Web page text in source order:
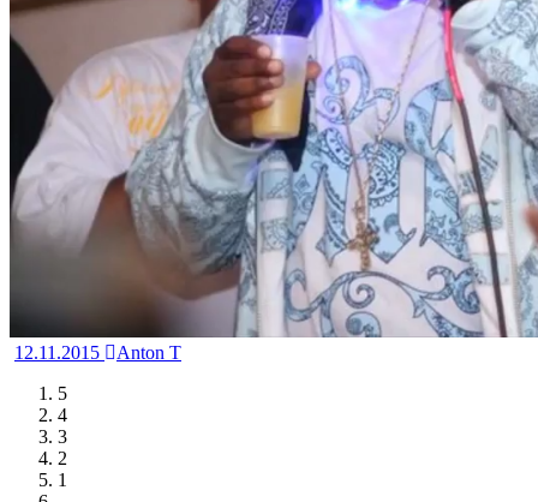
12.11.2015
Anton T
5
4
3
2
1